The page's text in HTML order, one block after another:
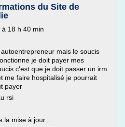
du Site de
18 h 40 min
mais le soucis
je doit payer mes
c'est que je doit passer un irm
me faire hospitalisé je pourrait
payer
rsi
mise à jour...